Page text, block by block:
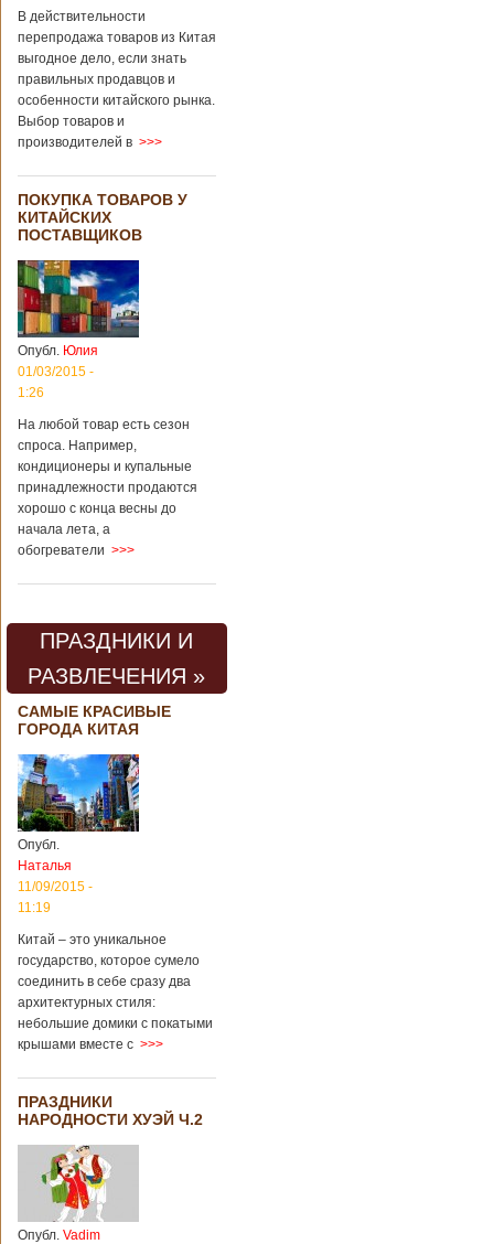
В действительности
перепродажа товаров из Китая
выгодное дело, если знать
правильных продавцов и
особенности китайского рынка.
Выбор товаров и
производителей в >>>
ПОКУПКА ТОВАРОВ У
КИТАЙСКИХ
ПОСТАВЩИКОВ
Опубл. Юлия
01/03/2015 -
1:26
На любой товар есть сезон
спроса. Например,
кондиционеры и купальные
принадлежности продаются
хорошо с конца весны до
начала лета, а
обогреватели >>>
ПРАЗДНИКИ И
РАЗВЛЕЧЕНИЯ »
САМЫЕ КРАСИВЫЕ
ГОРОДА КИТАЯ
Опубл.
Наталья
11/09/2015 -
11:19
Китай – это уникальное
государство, которое сумело
соединить в себе сразу два
архитектурных стиля:
небольшие домики с покатыми
крышами вместе с >>>
ПРАЗДНИКИ
НАРОДНОСТИ ХУЭЙ Ч.2
Опубл. Vadim